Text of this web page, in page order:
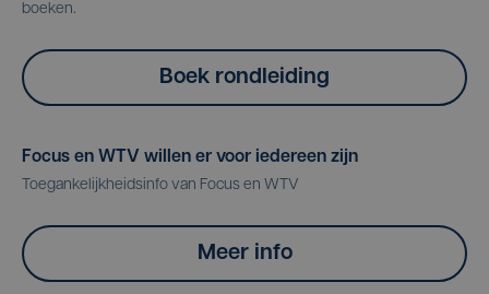
boeken.
Boek rondleiding
Focus en WTV willen er voor iedereen zijn
Toegankelijkheidsinfo van Focus en WTV
Meer info